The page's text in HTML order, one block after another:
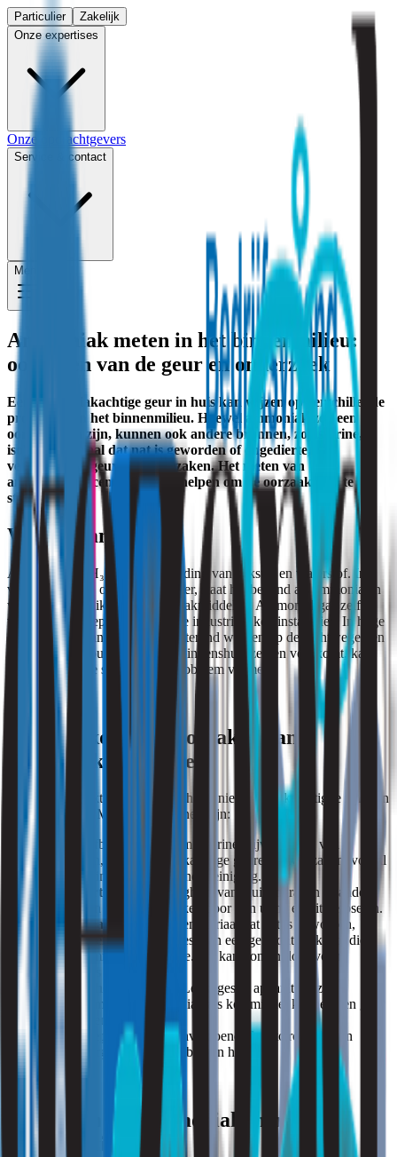
Particulier
Zakelijk
Onze expertises
Onze opdrachtgevers
Service & contact
Menu
Ammoniak meten in het binnenmilieu:
oorzaken van de geur en onderzoek
Een ammoniakachtige geur in huis kan wijzen op verschillende
problemen in het binnenmilieu. Hoewel ammoniak zelf een
oorzaak kan zijn, kunnen ook andere bronnen, zoals urine,
isolatiemateriaal dat nat is geworden of ongedierte,
vergelijkbare geuren veroorzaken. Het meten van
ammoniakconcentraties kan helpen om de oorzaak vast te
stellen.
Wat is ammoniak?
Ammoniak (NH₃) is een verbinding van stikstof en waterstof. In
verdunde vorm, opgelost in water, staat het bekend als ammonia en
wordt het gebruikt in schoonmaakmiddelen. Ammoniakgas zelf
wordt ook toegepast in sommige industriële koelinstallaties. In hoge
concentraties kan ammoniak irriterend werken op de luchtwegen en
ogen. Hoewel pure ammoniak binnenshuis zelden voorkomt, kan
het in specifieke situaties een probleem vormen.
Veelvoorkomende oorzaken van
ammoniakachtige geur
Een geur die lijkt op ammoniak hoeft niet altijd afkomstig te zijn van
ammoniak zelf. Mogelijke bronnen zijn:
: Afbraak van ureum in urine, bijvoorbeeld van
huisdieren, kan ammoniakachtige geuren veroorzaken, vooral
bij ophoping of onvoldoende reiniging.
Ongedierte
: De aanwezigheid van muizen, ratten of andere
dieren kan geur veroorzaken door hun urine en uitwerpselen.
Isolatiemateriaal
: Isolatiemateriaal dat nat is geworden,
bijvoorbeeld door lekkages, kan een geur ontwikkelen die
lijkt op ammoniak of urine. Dit kan komen door vocht,
schimmels of vervuiling.
Technische installaties
: Lekkages in apparatuur zoals
koelsystemen met ammoniak als koelmiddel kunnen een geur
verspreiden.
Ventilatieproblemen : Onvoldoende luchtcirculatie kan
ervoor zorgen dat geuren blijven hangen.
Het meten van ammoniak in het
binnenmilieu